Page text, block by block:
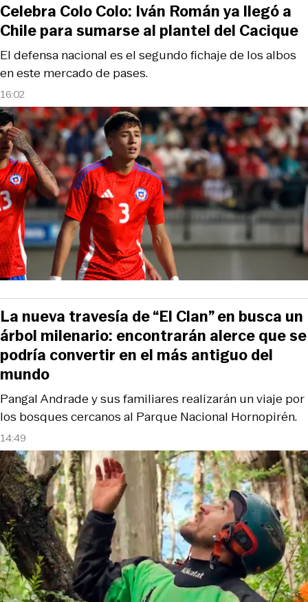
16:02
El defensa nacional es el segundo fichaje de los albos
en este mercado de pases.
Celebra Colo Colo: Iván Román ya llegó a
Chile para sumarse al plantel del Cacique
14:49
Pangal Andrade y sus familiares realizarán un viaje por
los bosques cercanos al Parque Nacional Hornopirén.
La nueva travesía de “El Clan” en busca un
árbol milenario: encontrarán alerce que se
podría convertir en el más antiguo del
mundo